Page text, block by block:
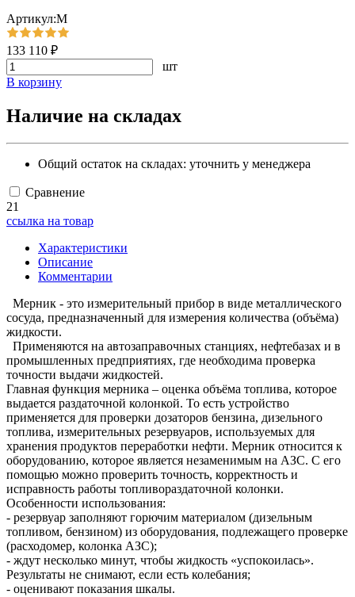
Артикул:М
133 110 ₽
шт
В корзину
Наличие на складах
Общий остаток на складах: уточнить у менеджера
Сравнение
21
ссылка на товар
Характеристики
Описание
Комментарии
Мерник - это измерительный прибор в виде металлического
сосуда, предназначенный для измерения количества (объёма)
жидкости.
Применяются на автозаправочных станциях, нефтебазах и в
промышленных предприятиях, где необходима проверка
точности выдачи жидкостей.
Главная функция мерника – оценка объёма топлива, которое
выдается раздаточной колонкой. То есть устройство
применяется для проверки дозаторов бензина, дизельного
топлива, измерительных резервуаров, используемых для
хранения продуктов переработки нефти. Мерник относится к
оборудованию, которое является незаменимым на АЗС. С его
помощью можно проверить точность, корректность и
исправность работы топливораздаточной колонки.
Особенности использования:
- резервуар заполняют горючим материалом (дизельным
топливом, бензином) из оборудования, подлежащего проверке
(расходомер, колонка АЗС);
- ждут несколько минут, чтобы жидкость «успокоилась».
Результаты не снимают, если есть колебания;
- оценивают показания шкалы.